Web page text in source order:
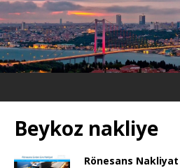
Beykoz nakliye
Rönesans Nakliyat